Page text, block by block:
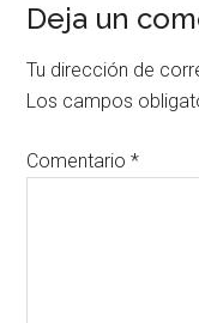
Deja un
Tu dirección de
Los campos
Comentario*